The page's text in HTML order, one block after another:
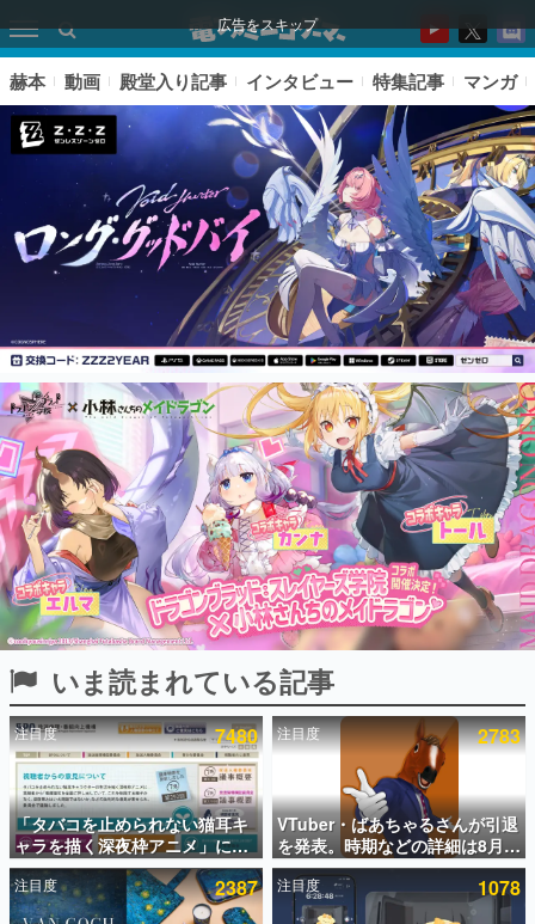
広告をスキップ
ピックアップ
電ファミのいま読まれている記事ランキング
アプリセール情報
インタビュー
連載・特集一覧
殿堂入り記事
SNS拡散数が数千以上！ ページビュー数万以上！ などな
ど。多くの人々に読まれた、電ファミ渾身の“殿堂入り”記
事をまとめました。
ゲームの企画書
名作ゲームクリエイターの方々に製作時のエピソードをお
聞きし、ヒットする企画（ゲーム）とは何か？を探ってい
きます。
赫本
この物語を解いてはいけない。『赫本』は、〈試験問題〉
の形をした短編ホラー小説集です。
赫本 動画 殿堂入り記事 インタビュー 特集記事 マンガ
いま読まれている記事
注目度 7480
「タバコを止められない猫耳キ
ャラを描く深夜枠アニメ」に視
聴者の一部から批判意見。違法
薬物の使用と思しき描写も含め
て、BPOが議論を交わす
注目度 2783
VTuber・ばあちゃるさんが引退
を発表。時期などの詳細は8月9
日15時からの配信で説明
注目度 2387 注目度 1078